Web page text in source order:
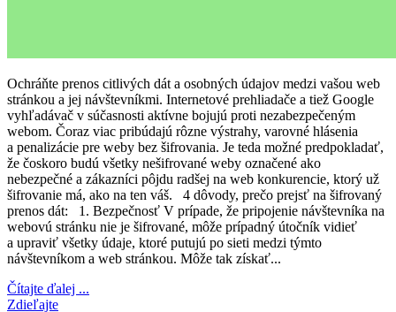
Ochráňte prenos citlivých dát a osobných údajov medzi vašou web
stránkou a jej návštevníkmi. Internetové prehliadače a tiež Google
vyhľadávač v súčasnosti aktívne bojujú proti nezabezpečeným
webom. Čoraz viac pribúdajú rôzne výstrahy, varovné hlásenia
a penalizácie pre weby bez šifrovania. Je teda možné predpokladať,
že čoskoro budú všetky nešifrované weby označené ako
nebezpečné a zákazníci pôjdu radšej na web konkurencie, ktorý už
šifrovanie má, ako na ten váš. 4 dôvody, prečo prejsť na šifrovaný
prenos dát: 1. Bezpečnosť V prípade, že pripojenie návštevníka na
webovú stránku nie je šifrované, môže prípadný útočník vidieť
a upraviť všetky údaje, ktoré putujú po sieti medzi týmto
návštevníkom a web stránkou. Môže tak získať...
Čítajte ďalej ...
Zdieľajte